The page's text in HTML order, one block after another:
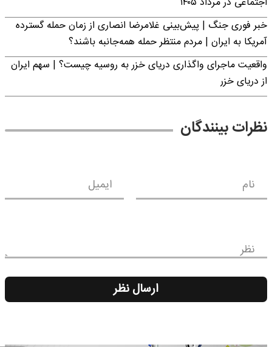
خبر فوری جنگ | پیش‌بینی غلامرضا انصاری از زمان حمله گسترده
آمریکا به ایران | مردم منتظر حمله همه‌جانبه باشند؟
واقعیت ماجرای واگذاری دریای خزر به روسیه چیست؟ | سهم ایران
از دریای خزر
نظرات بینندگان
نام ایمیل
نظر
ارسال نظر